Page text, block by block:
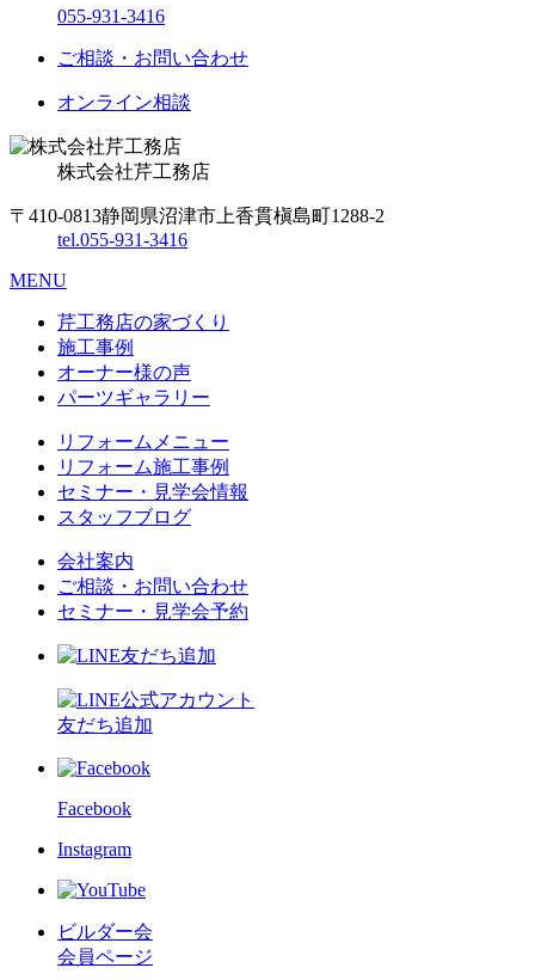
055-931-3416
ご相談・お問い合わせ
オンライン相談
株式会社芹工務店
〒410-0813静岡県沼津市上香貫槇島町1288-2
tel.055-931-3416
MENU
芹工務店の家づくり
施工事例
オーナー様の声
パーツギャラリー
リフォームメニュー
リフォーム施工事例
セミナー・見学会情報
スタッフブログ
会社案内
ご相談・お問い合わせ
セミナー・見学会予約
友だち追加
Facebook
Instagram
ビルダー会
会員ページ